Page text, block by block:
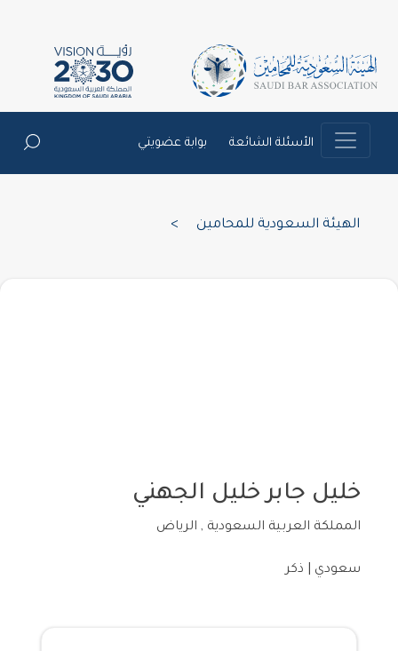
الأسئلة الشائعة بوابة عضويتي
الهيئة السعودية للمحامين
خليل جابر خليل الجهني
المملكة العربية السعودية , الرياض
سعودي | ذكر